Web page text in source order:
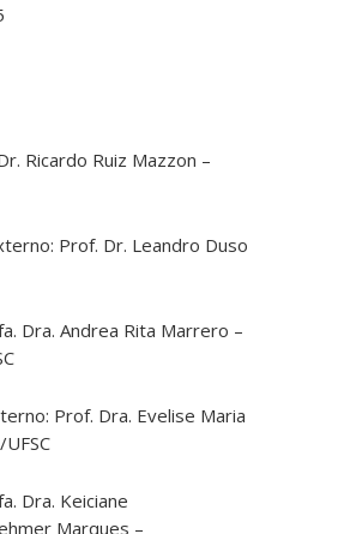
Ricardo Ruiz Mazzon –
Prof. Dr. Leandro Duso
Dra. Andrea Rita Marrero –
Prof. Dra. Evelise Maria
Dra. Keiciane
Marques –